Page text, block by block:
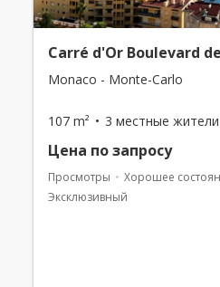
Carré d'Or Boulevard
Monaco - Monte-Carlo
107 m² 3 местные жители
Цена по запросу
Просмотры Хорошее
Эксклюзивный